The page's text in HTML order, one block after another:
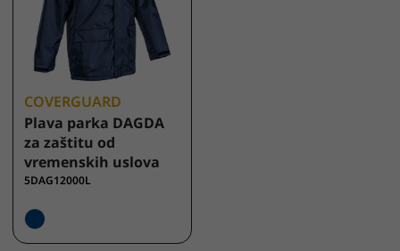
COVERGUARD
Plava parka DAGDA
za zaštitu od
vremenskih uslova
5DAG12000L